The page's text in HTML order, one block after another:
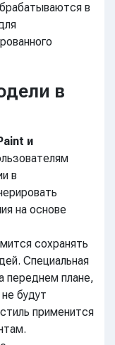
в
в
и
в
на основе
сохранять
Специальная
переднем плане,
будут
применится